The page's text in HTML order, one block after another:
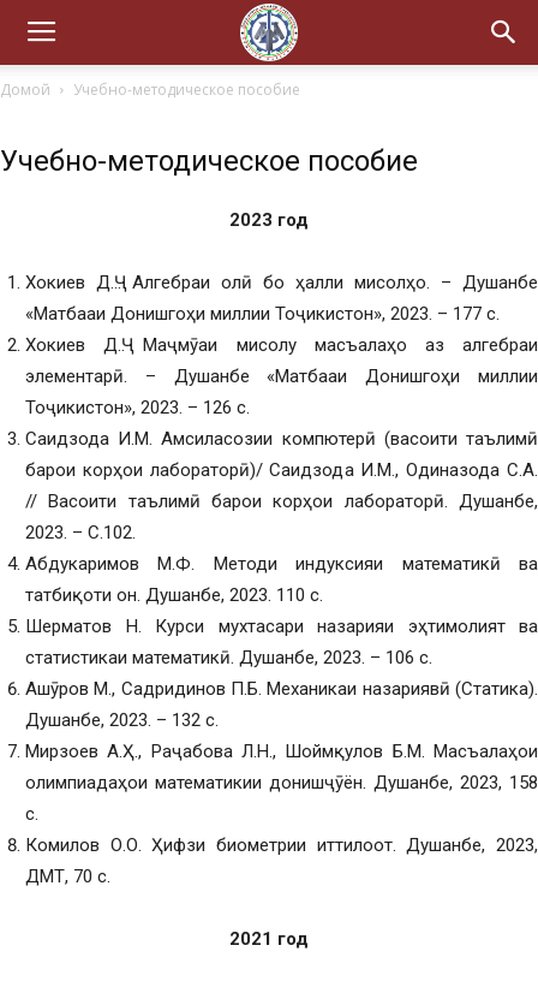
Домой Учебно-методическое пособие
Учебно-методическое пособие
2023 год
Хокиев Д.Ҷ.. Алгебраи олӣ бо ҳалли мисолҳо. – Душанбе
«Матбааи Донишгоҳи миллии Тоҷикистон», 2023. – 177 с.
Хокиев Д.Ҷ. Маҷмӯаи мисолу масъалаҳо аз алгебраи
элементарӣ. – Душанбе «Матбааи Донишгоҳи миллии
Тоҷикистон», 2023. – 126 с.
Саидзода И.М. Амсиласозии компютерӣ (васоити таълимӣ
барои корҳои лабораторӣ)/ Саидзода И.М., Одиназода С.А.
// Васоити таълимӣ барои корҳои лабораторӣ. Душанбе,
2023. – С.102.
Абдукаримов М.Ф. Методи индуксияи математикӣ ва
татбиқоти он. Душанбе, 2023. 110 с.
Шерматов Н. Курси мухтасари назарияи эҳтимолият ва
статистикаи математикӣ. Душанбе, 2023. – 106 с.
Ашӯров М., Садридинов П.Б. Механикаи назариявӣ (Статика).
Душанбе, 2023. – 132 с.
Мирзоев А.Ҳ., Раҷабова Л.Н., Шоймқулов Б.М. Масъалаҳои
олимпиадаҳои математикии донишҷӯён. Душанбе, 2023, 158
с.
Комилов О.О. Ҳифзи биометрии иттилоот. Душанбе, 2023,
ДМТ, 70 с.
2021 год